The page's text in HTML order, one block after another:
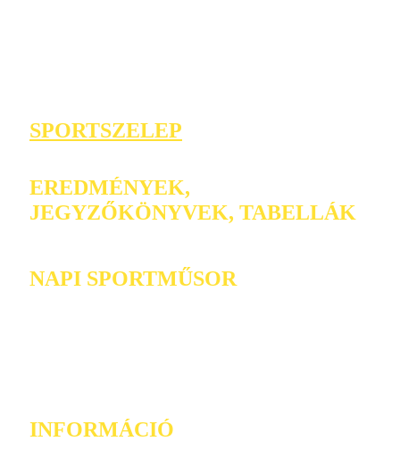
SPORTSZELEP
EREDMÉNYEK,
JEGYZŐKÖNYVEK, TABELLÁK
NAPI SPORTMŰSOR
INFORMÁCIÓ